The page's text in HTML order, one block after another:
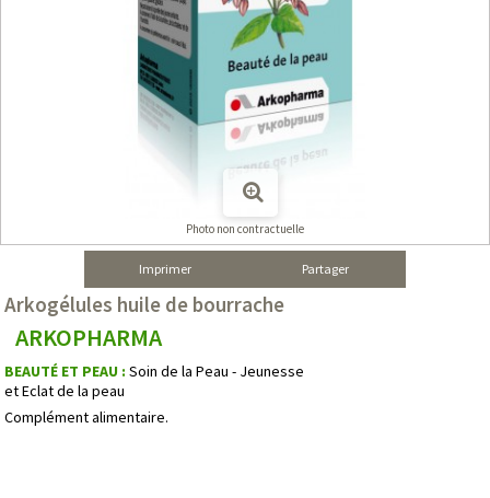
Photo non contractuelle
Imprimer Partager
Arkogélules huile de bourrache
ARKOPHARMA
BEAUTÉ ET PEAU :Soin de la Peau - Jeunesse
et Eclat de la peau
Complément alimentaire.